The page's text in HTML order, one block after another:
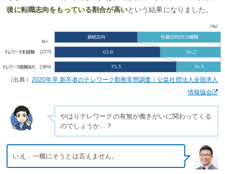
後に転職志向をもっている割合が高いという結果になりました。
（出典） 2020年卒 新卒者のテレワーク勤務実態調査｜公益社団法人全国求人
情報協会
やはりテレワークの有無が働きがいに関わってくる
のでしょうか…？
いえ、一概にそうとは言えません。